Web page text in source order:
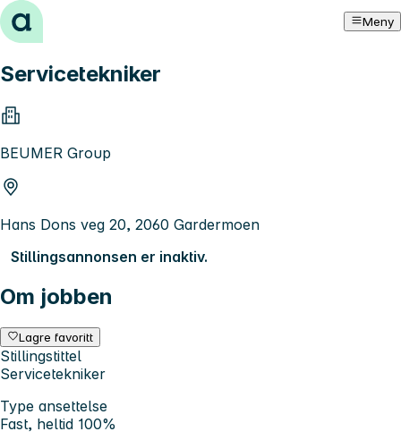
Hopp til innhold Meny
Servicetekniker
BEUMER Group
Hans Dons veg 20, 2060 Gardermoen
Stillingsannonsen er inaktiv.
Om jobben
Lagre favoritt
Stillingstittel
Servicetekniker
Type ansettelse
Fast, heltid 100%